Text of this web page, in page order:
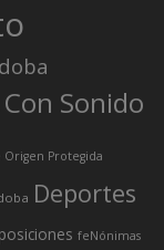
Con Sonido
Protegida
Deportes
feNónimas